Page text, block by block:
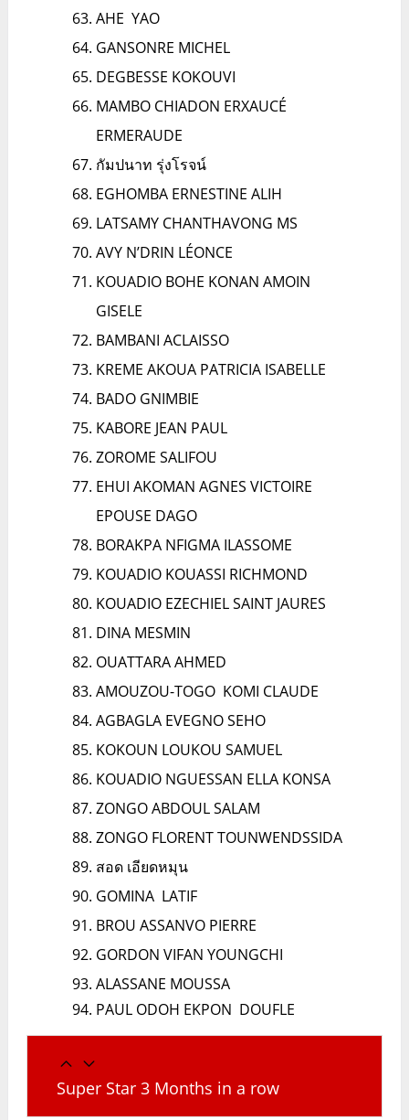
AHE YAO
GANSONRE MICHEL
DEGBESSE KOKOUVI
MAMBO CHIADON ERXAUCÉ
ERMERAUDE
กัมปนาท รุ่งโรจน์
EGHOMBA ERNESTINE ALIH
LATSAMY CHANTHAVONG MS
AVY N’DRIN LÉONCE
KOUADIO BOHE KONAN AMOIN
GISELE
BAMBANI ACLAISSO
KREME AKOUA PATRICIA ISABELLE
BADO GNIMBIE
KABORE JEAN PAUL
ZOROME SALIFOU
EHUI AKOMAN AGNES VICTOIRE
EPOUSE DAGO
BORAKPA NFIGMA ILASSOME
KOUADIO KOUASSI RICHMOND
KOUADIO EZECHIEL SAINT JAURES
DINA MESMIN
OUATTARA AHMED
AMOUZOU-TOGO KOMI CLAUDE
AGBAGLA EVEGNO SEHO
KOKOUN LOUKOU SAMUEL
KOUADIO NGUESSAN ELLA KONSA
ZONGO ABDOUL SALAM
ZONGO FLORENT TOUNWENDSSIDA
สอด เอียดหมุน
GOMINA LATIF
BROU ASSANVO PIERRE
GORDON VIFAN YOUNGCHI
ALASSANE MOUSSA
PAUL ODOH EKPON DOUFLE
Super Star 3 Months in a row